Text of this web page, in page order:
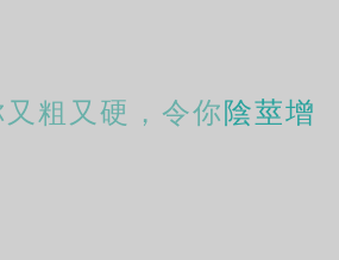
粗又硬，令你陰莖增